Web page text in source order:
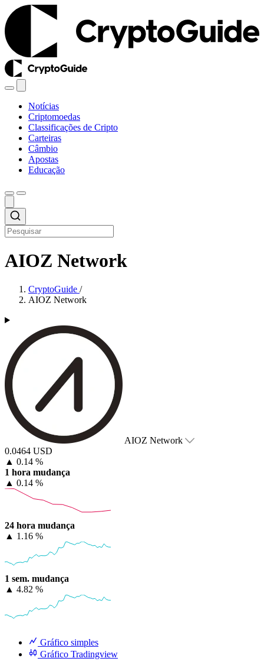
Notícias
Criptomoedas
Classificações de Cripto
Carteiras
Câmbio
Apostas
Educação
AIOZ Network
CryptoGuide /
AIOZ Network
AIOZ Network
0.0464 USD
▲ 0.14 %
1 hora mudança
▲ 0.14 %
24 hora mudança
▲ 1.16 %
1 sem. mudança
▲ 4.82 %
Gráfico simples
Gráfico Tradingview